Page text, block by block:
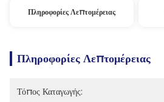
Πληροφορίες Λεπτομέρειας
Πληροφορίες Λεπτομέρειας
Τόπος Καταγωγής: